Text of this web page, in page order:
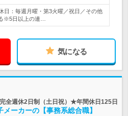
：毎週月曜・第3火曜／祝日／その他
※5日以上の連…
気になる
全週休2日制（土日祝）★年間休日125日
ーカーの【事務系総合職】